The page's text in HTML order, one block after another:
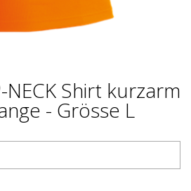
NECK Shirt kurzarm
- Grösse L